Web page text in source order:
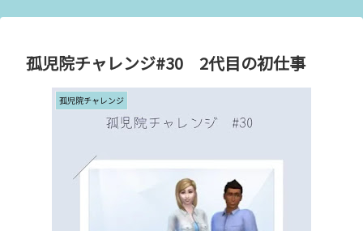
孤児院チャレンジ#30 2代目の初仕事
孤児院チャレンジ